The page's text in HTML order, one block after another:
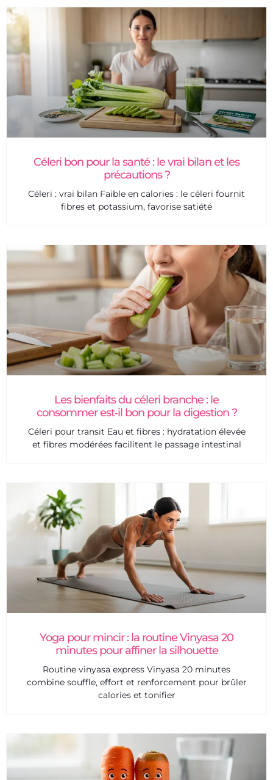
Céleri bon pour la santé : le vrai bilan et les
précautions ?
Céleri : vrai bilan Faible en calories : le céleri fournit
fibres et potassium, favorise satiété
Les bienfaits du céleri branche : le
consommer est‑il bon pour la digestion ?
Céleri pour transit Eau et fibres : hydratation élevée
et fibres modérées facilitent le passage intestinal
Yoga pour mincir : la routine Vinyasa 20
minutes pour affiner la silhouette
Routine vinyasa express Vinyasa 20 minutes
combine souffle, effort et renforcement pour brûler
calories et tonifier